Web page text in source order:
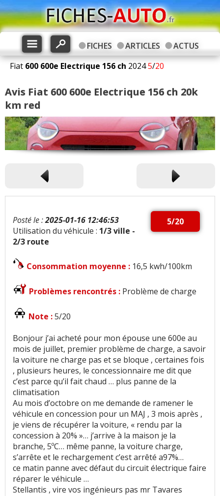
FICHES ARTICLES
ACTUS
Fiat 600 600e Electrique 156 ch 20245/20
Avis Fiat 600 600e Electrique 156 ch 20k
km red
5/20
Posté le :2025-01-16 12:46:53
Utilisation du véhicule : 1/3 ville -
2/3 route
Consommation moyenne : 16,5 kwh/100km
Problèmes rencontrés : Problème de charge
Note :5/20
Bonjour j’ai acheté pour mon épouse une 600e au
mois de juillet, premier problème de charge, a savoir
la voiture ne charge pas et se bloque , certaines fois
, plusieurs heures, le concessionnaire me dit que
c’est parce qu’il fait chaud … plus panne de la
climatisation
Au mois d’octobre on me demande de ramener le
véhicule en concession pour un MAJ , 3 mois après ,
je viens de récupérer la voiture, « rendu par la
concession à 20% »… j’arrive à la maison je la
branche, 5ºC… même panne, la voiture charge,
s’arrête et le rechargement c’est arrêté a97%…
ce matin panne avec défaut du circuit électrique faire
réparer le véhicule …
Stellantis , vire vos ingénieurs pas mr Tavares